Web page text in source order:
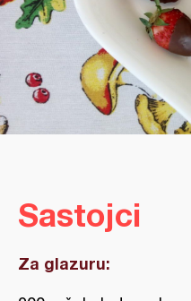
Sastojci
Za glazuru: